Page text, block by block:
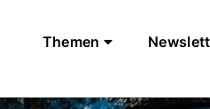
Themen